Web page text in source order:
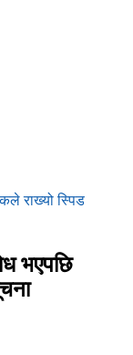
राख्यो स्पिड
भएपछि